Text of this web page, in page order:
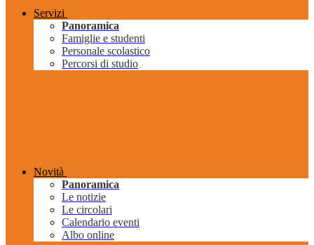
Servizi
Panoramica
Famiglie e studenti
Personale scolastico
Percorsi di studio
Novità
Panoramica
Le notizie
Le circolari
Calendario eventi
Albo online